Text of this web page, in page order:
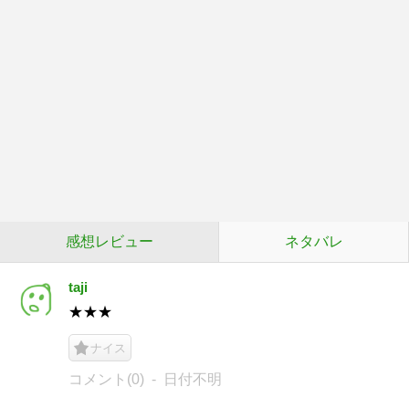
感想レビュー ネタバレ
taji
★★★
ナイス
コメント(0) 日付不明